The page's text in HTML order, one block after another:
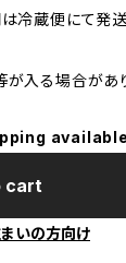
蔵便にて発送
入る場合があり
available
cart
いの方向け